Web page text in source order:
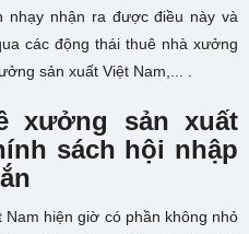
nhạy nhận ra được điều này và
các động thái thuê nhà xưởng
sản xuất Việt Nam,... .
xưởng sản xuất
sách hội nhập
hiện giờ có phần không nhỏ